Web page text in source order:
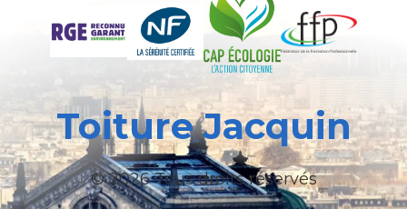
Toiture Jacquin
© 2026 Tous droits réservés